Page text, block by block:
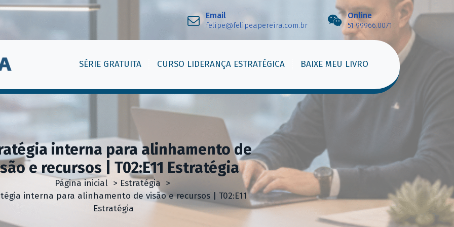
Email
felipe@felipeapereira.com.br
Online
51 99966.0071
SÉRIE GRATUITA CURSO LIDERANÇA ESTRATÉGICA BAIXE MEU LIVRO
interna para alinhamento de
e recursos | T02:E11 Estratégia
Página inicial > Estratégia >
interna para alinhamento de visão e recursos | T02:E11
Estratégia